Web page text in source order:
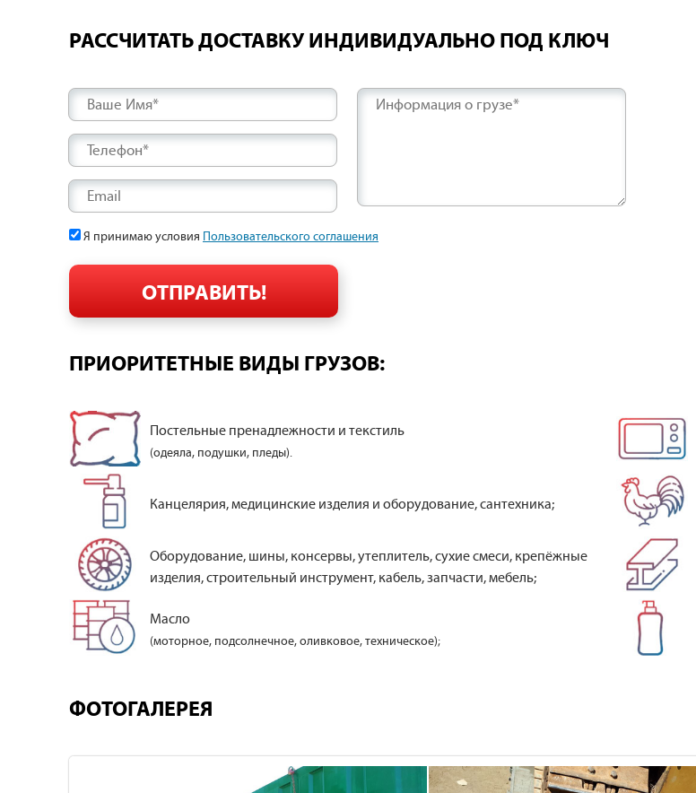
РАССЧИТАТЬ ДОСТАВКУ ИНДИВИДУАЛЬНО ПОД КЛЮЧ
Ваше Имя*
Телефон*
Email
Информация о грузе*
Я принимаю условия Пользовательского соглашения
ПРИОРИТЕТНЫЕ ВИДЫ ГРУЗОВ:
Постельные пренадлежности и текстиль
(одеяла, подушки, пледы).
Канцелярия, медицинские изделия и оборудование, сантехника;
Оборудование, шины, консервы, утеплитель, сухие смеси, крепёжные
изделия, строительный инструмент, кабель, запчасти, мебель;
Масло
(моторное, подсолнечное, оливковое, техническое);
ФОТОГАЛЕРЕЯ